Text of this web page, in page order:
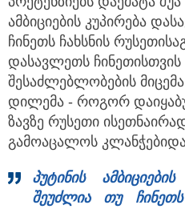
ამბიციების კუპირება
ჩინეთს ჩახსნის
დასავლეთს
შესაძლებლობების
დილემა - როგორ
ზავზე რუსეთი
გამოაცალოს
პუტინის
შეუძლია თუ ჩინეთს